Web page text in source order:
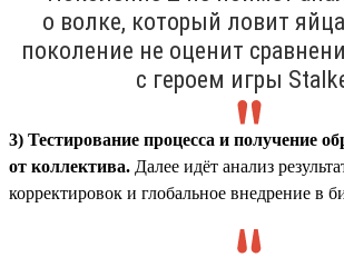
о волке, который ловит
поколение не оценит
с героем игры
3) Тестирование процесса и получение
от коллектива. Далее идёт анализ
корректировок и глобальное внедрение в